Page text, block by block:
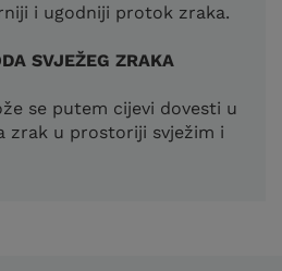
i ugodniji protok zraka.
SVJEŽEG ZRAKA
se putem cijevi dovesti u
zrak u prostoriji svježim i